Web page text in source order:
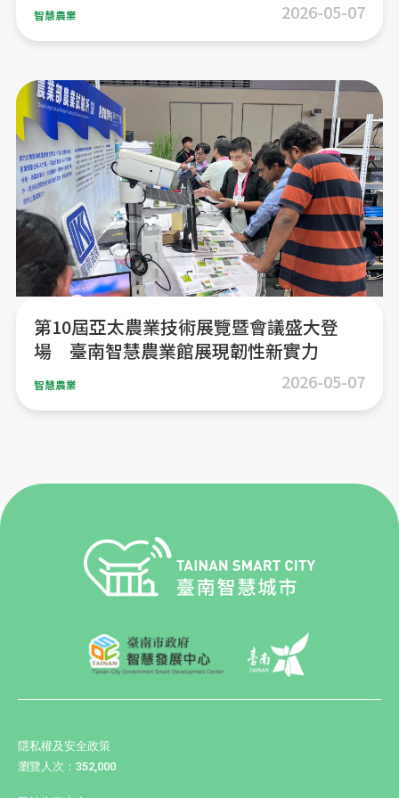
智慧農業 2026-05-07
第10屆亞太農業技術展覽暨會議盛大登
場 臺南智慧農業館展現韌性新實力
智慧農業 2026-05-07
隱私權及安全政策
瀏覽人次：352,000